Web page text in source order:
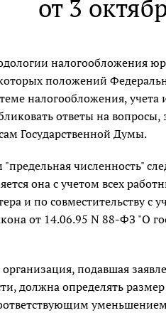
от 3
налогообложения
положений
налогообложения, учета
ответы на вопросы,
Государственной Думы.
численность"
она с учетом всех
и по совместительству
от 14.06.95 N 88-ФЗ "О
организация, подавшая
должна определять